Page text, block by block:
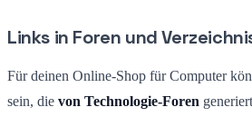
Links in Foren und
Für deinen Online-Shop für Computer
sein, die von Technologie-Foren